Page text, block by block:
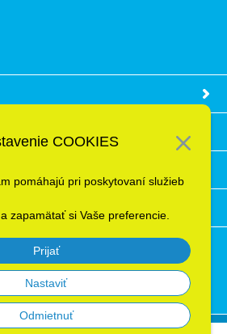
COOKIES
pomáhajú pri poskytovaní služieb
zapamätať si Vaše preferencie.
Prijať
Nastaviť
Odmietnuť